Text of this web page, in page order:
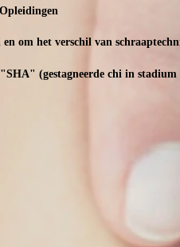
om het verschil van
(gestagneerde chi in stadium